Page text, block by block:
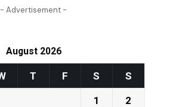
- Advertisement -
August 2026
T F S S
1 2